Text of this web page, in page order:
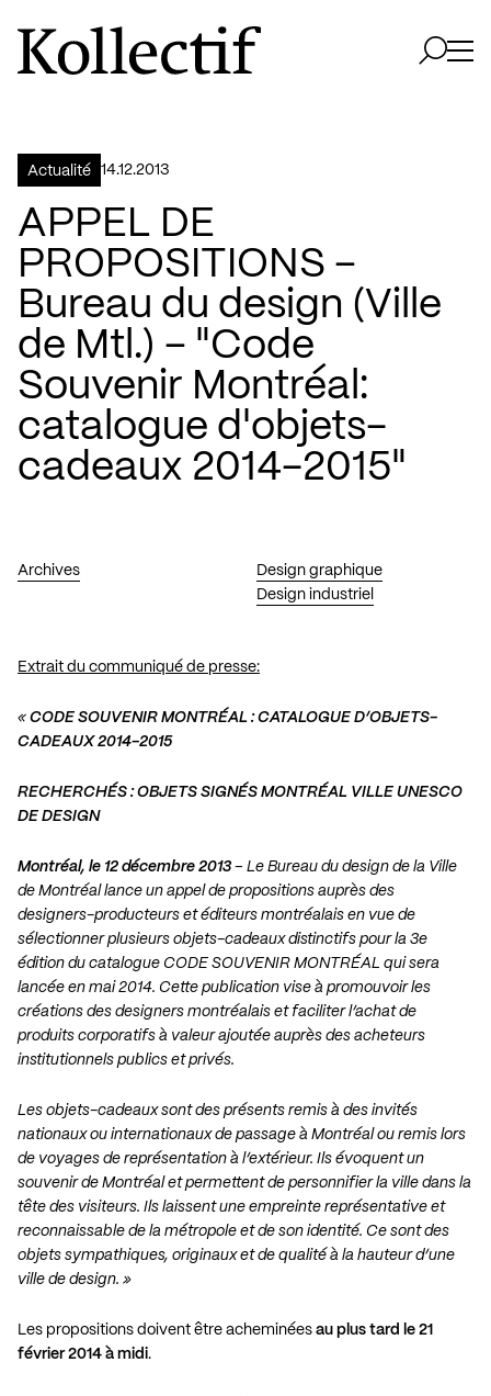
Aller à la page d'accueil
Logo Kollectif
Actualité 14.12.2013
APPEL DE
PROPOSITIONS –
Bureau du design (Ville
de Mtl.) – "Code
Souvenir Montréal:
catalogue d'objets-
cadeaux 2014-2015"
Archives
Design graphique
Design industriel
Extrait du communiqué de presse:
« CODE SOUVENIR MONTRÉAL : CATALOGUE D’OBJETS-
CADEAUX 2014-2015
RECHERCHÉS : OBJETS SIGNÉS MONTRÉAL VILLE UNESCO
DE DESIGN
Montréal, le 12 décembre 2013 – Le Bureau du design de la Ville
de Montréal lance un appel de propositions auprès des
designers-producteurs et éditeurs montréalais en vue de
sélectionner plusieurs objets-cadeaux distinctifs pour la 3e
édition du catalogue CODE SOUVENIR MONTRÉAL qui sera
lancée en mai 2014. Cette publication vise à promouvoir les
créations des designers montréalais et faciliter l’achat de
produits corporatifs à valeur ajoutée auprès des acheteurs
institutionnels publics et privés.
Les objets-cadeaux sont des présents remis à des invités
nationaux ou internationaux de passage à Montréal ou remis lors
de voyages de représentation à l’extérieur. Ils évoquent un
souvenir de Montréal et permettent de personnifier la ville dans la
tête des visiteurs. Ils laissent une empreinte représentative et
reconnaissable de la métropole et de son identité. Ce sont des
objets sympathiques, originaux et de qualité à la hauteur d’une
ville de design. »
Les propositions doivent être acheminées au plus tard le 21
février 2014 à midi.